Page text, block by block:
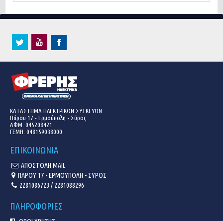
ΚΑΤΑΣΤΗΜΑ ΗΛΕΚΤΡΙΚΩΝ ΣΥΣΚΕΥΩΝ
Πάρου 17 - Ερμούπολη - Σύρος
ΑΦΜ: 045208421
ΓΕΜΗ: 048159038000
ΕΠΙΚΟΙΝΩΝΙΑ
ΑΠΟΣΤΟΛΗ MAIL
ΠΑΡΟΥ 17 - ΕΡΜΟΥΠΟΛΗ - ΣΥΡΟΣ
2281086723 / 2281088296
ΠΛΗΡΟΦΟΡΙΕΣ